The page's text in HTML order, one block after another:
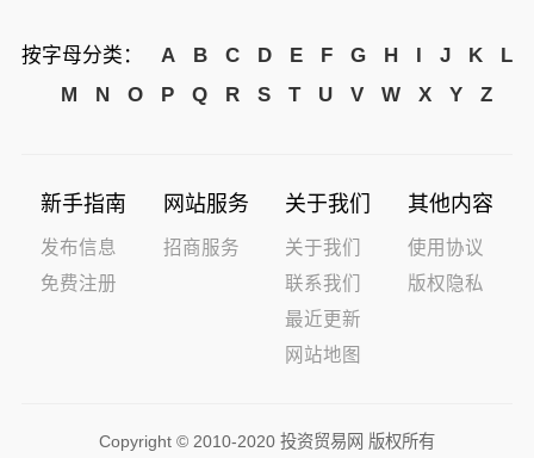
按字母分类： A B C D E F G H J K
L
M
N O P Q R S T U V W X Y Z
新手指南
发布信息
免费注册
网站服务
招商服务
关于我们
关于我们
联系我们
最近更新
网站地图
其他内容
使用协议
版权隐私
Copyright © 2010-2020 投资贸易网 版权所有